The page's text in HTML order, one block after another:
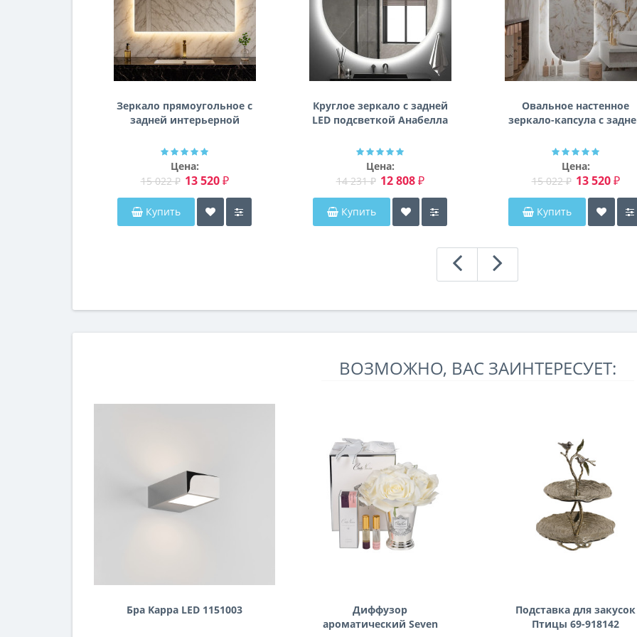
Зеркало прямоугольное с
задней интерьерной
Далтон
Цена:
15 022 ₽ 13 520 ₽
Купить
Круглое зеркало с задней
LED подсветкой Анабелла
Цена:
14 231 ₽ 12 808 ₽
Купить
Овальное настенное
зеркало-капсула с
Мэриэнн
Цена:
15 022 ₽ 13 520 ₽
Купить
ВОЗМОЖНО, ВАС ЗАИНТЕРЕСУЕТ:
Бра Kappa LED 1151003
Диффузор
ароматический Seven
Подставка для закусок
Птицы 69-918142